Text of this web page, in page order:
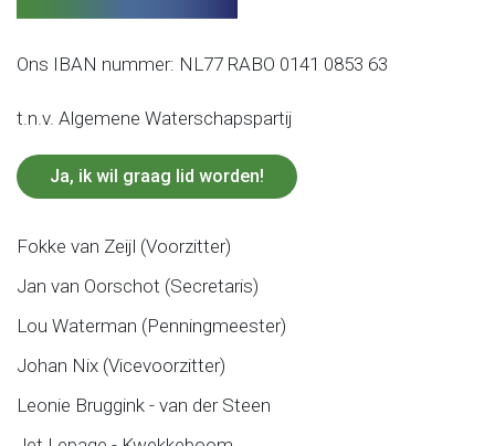
Ons IBAN nummer: NL77 RABO 0141 0853 63
t.n.v. Algemene Waterschapspartij
Ja, ik wil graag lid worden!
Fokke van Zeijl (Voorzitter)
Jan van Oorschot (Secretaris)
Lou Waterman (Penningmeester)
Johan Nix (Vicevoorzitter)
Leonie Bruggink - van der Steen